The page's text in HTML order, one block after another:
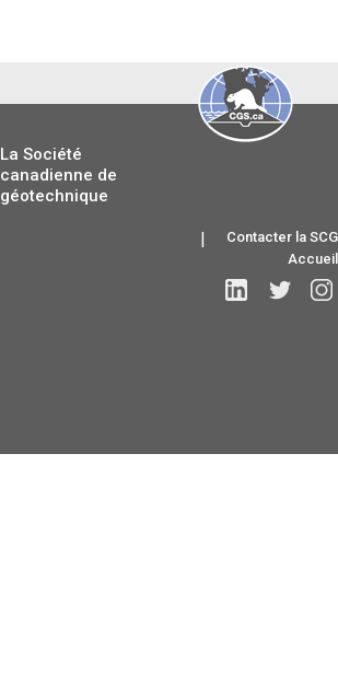
La Société
canadienne de
géotechnique
Contacter la SCG
|
Accueil